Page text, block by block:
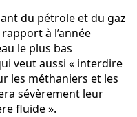
du pétrole et du gaz
à l’année
le plus bas
veut aussi « interdire
les méthaniers et les
sévèrement leur
fluide ».